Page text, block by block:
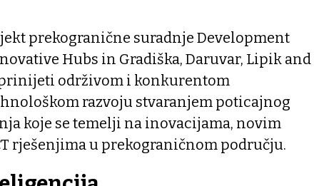
prekogranične suradnje Development
Hubs in Gradiška, Daruvar, Lipik and
održivom i konkurentom
razvoju stvaranjem poticajnog
koje se temelji na inovacijama, novim
rješenjima u prekograničnom području.